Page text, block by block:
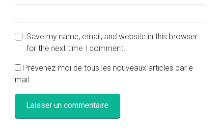
Save my name, email, and website in this browser
for the next time I comment.
Prévenez-moi de tous les nouveaux articles par e-
mail.